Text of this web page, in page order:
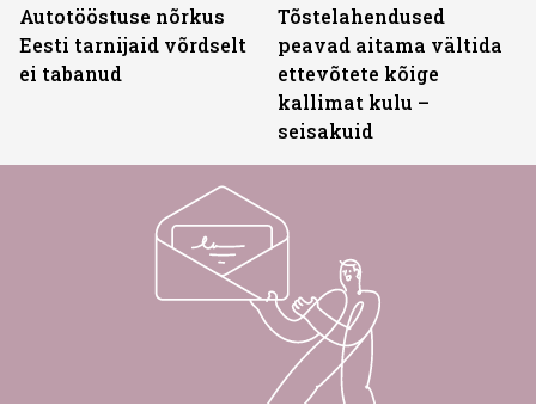
Autotööstuse nõrkus
Eesti tarnijaid võrdselt
ei tabanud
Tõstelahendused
peavad aitama vältida
ettevõtete kõige
kallimat kulu –
seisakuid